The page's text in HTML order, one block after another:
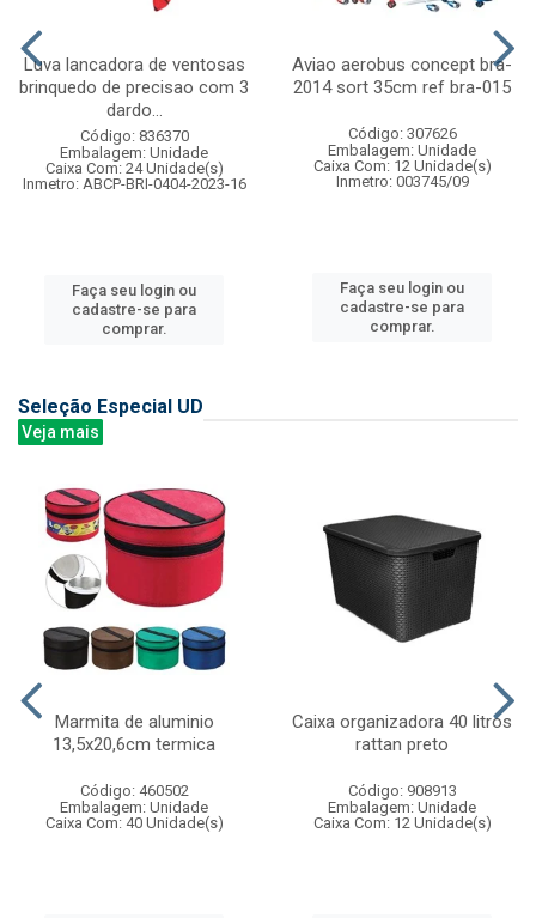
Luva lancadora de ventosas
brinquedo de precisao com 3
dardo...
Código: 836370
Embalagem: Unidade
Caixa Com: 24 Unidade(s)
Inmetro: ABCP-BRI-0404-2023-16
Faça seu login ou
cadastre-se para
comprar.
Aviao aerobus concept bra-
2014 sort 35cm ref bra-015
Código: 307626
Embalagem: Unidade
Caixa Com: 12 Unidade(s)
Inmetro: 003745/09
Faça seu login ou
cadastre-se para
comprar.
Seleção Especial UD
Veja mais
Marmita de aluminio
13,5x20,6cm termica
Código: 460502
Embalagem: Unidade
Caixa Com: 40 Unidade(s)
Caixa organizadora 40 litros
rattan preto
Código: 908913
Embalagem: Unidade
Caixa Com: 12 Unidade(s)